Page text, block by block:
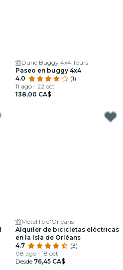
Dune Buggy 4x4 Tours
Paseo en buggy 4x4
4.0
(1)
11 ago - 22 oct
138,00 CA$
Motel Ile d'Orleans
Alquiler de bicicletas eléctricas
en la Isla de Orléans
4.7
(3)
08 ago - 18 oct
Desde 76,45 CA$